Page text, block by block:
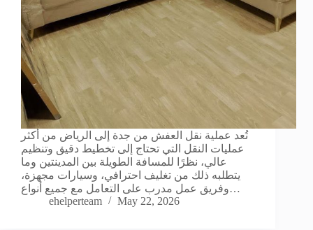
تُعد عملية نقل العفش من جدة إلى الرياض من أكثر
عمليات النقل التي تحتاج إلى تخطيط دقيق وتنظيم
عالي، نظرًا للمسافة الطويلة بين المدينتين وما
يتطلبه ذلك من تغليف احترافي، وسيارات مجهزة،
وفريق عمل مدرب على التعامل مع جميع أنواع…
ehelperteam
May 22, 2026